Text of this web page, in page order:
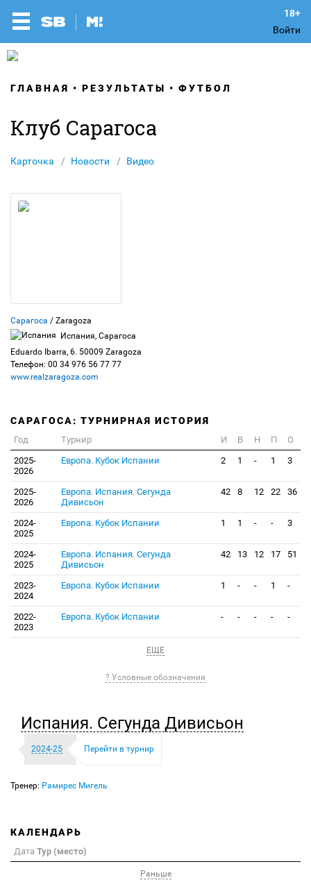
Войти
ГЛАВНАЯ РЕЗУЛЬТАТЫ ФУТБОЛ
Клуб Сарагоса
Карточка Новости Видео
Сарагоса / Zaragoza
Испания, Сарагоса
Eduardo Ibarra, 6. 50009 Zaragoza
Телефон: 00 34 976 56 77 77
www.realzaragoza.com
САРАГОСА: ТУРНИРНАЯ ИСТОРИЯ
Год Турнир И В Н П
О
2025-
2026
Европа. Кубок Испании 2 1 - 1 3
2025-
2026
Европа. Испания. Сегунда
Дивисьон
42 8 12 22 36
2024-
2025
Европа. Кубок Испании 1 1 - - 3
2024-
2025
Европа. Испания. Сегунда
Дивисьон
42 13 12 17 51
2023-
2024
Европа. Кубок Испании 1 - - 1 -
2022-
2023
Европа. Кубок Испании - - - - -
ЕЩЕ
? Условные обозначения
Испания. Сегунда Дивисьон
2024-25 Перейти в турнир
Тренер: Рамирес Мигель
КАЛЕНДАРЬ
Дата Тур (место)
Раньше